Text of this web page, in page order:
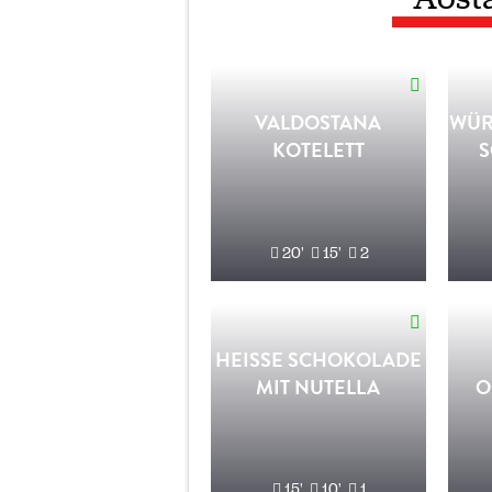
VALDOSTANA
KOTELETT
20' 15' 2
HEISSE SCHOKOLADE M
IT NUTELLA